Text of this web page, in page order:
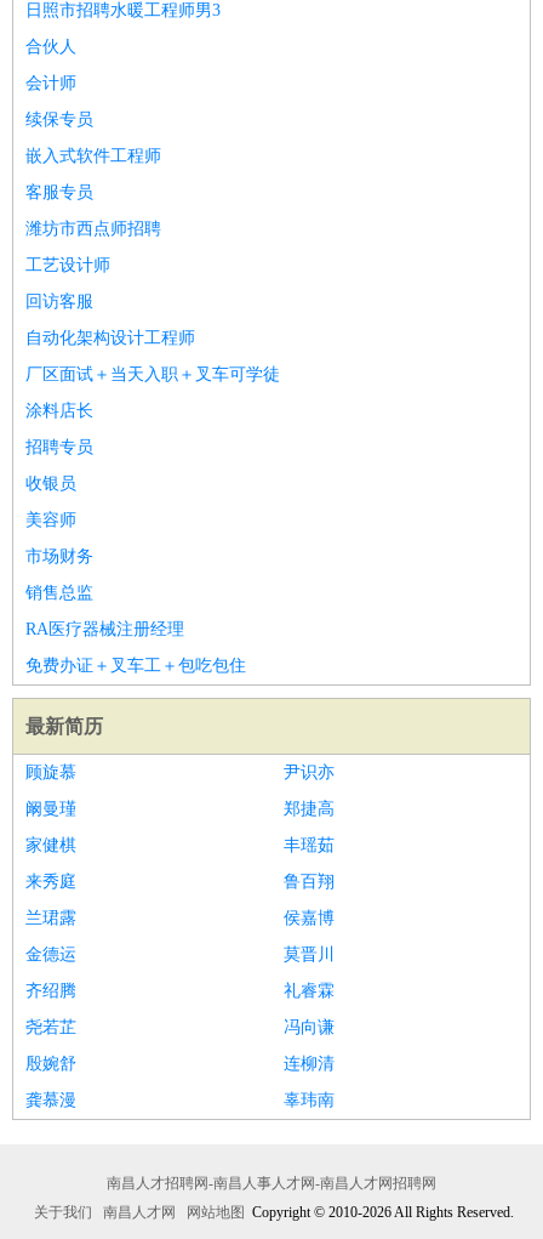
日照市招聘水暖工程师男3
合伙人
会计师
续保专员
嵌入式软件工程师
客服专员
潍坊市西点师招聘
工艺设计师
回访客服
自动化架构设计工程师
厂区面试＋当天入职＋叉车可学徒
涂料店长
招聘专员
收银员
美容师
市场财务
销售总监
RA医疗器械注册经理
免费办证＋叉车工＋包吃包住
最新简历
顾旋慕
尹识亦
阚曼瑾
郑捷高
家健棋
丰瑶茹
来秀庭
鲁百翔
兰珺露
侯嘉博
金德运
莫晋川
齐绍腾
礼睿霖
尧若芷
冯向谦
殷婉舒
连柳清
龚慕漫
辜玮南
南昌人才招聘网-南昌人事人才网-南昌人才网招聘网
关于我们
南昌人才网 网站地图 Copyright © 2010-2026 All Rights Reserved.